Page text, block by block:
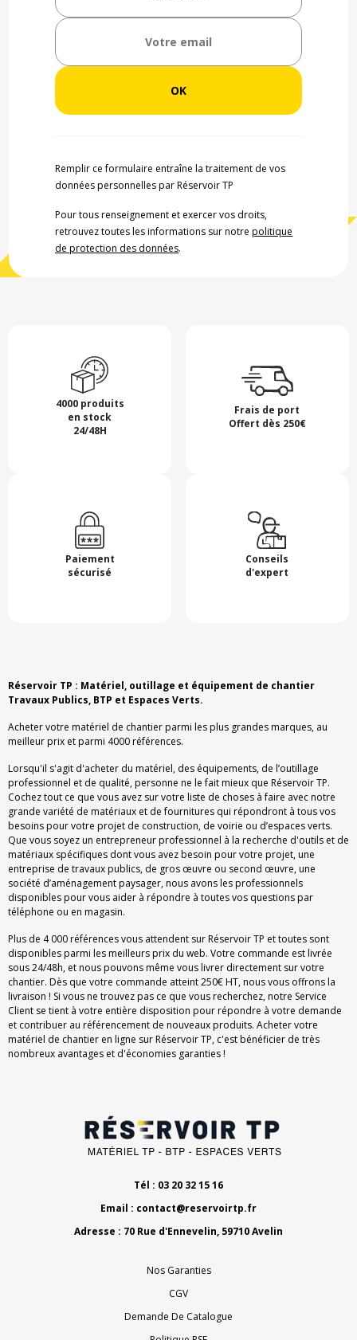
Remplir ce formulaire entraîne la traitement de vos
données personnelles par Réservoir TP
Pour tous renseignement et exercer vos droits,
retrouvez toutes les informations sur notrepolitique
de protection des données.
4000 produits
en stock
24/48H
Frais de port
Offert dès 250€
Paiement
sécurisé
Conseils
d'expert
Réservoir TP : Matériel, outillage et équipement de chantier
Travaux Publics, BTP et Espaces Verts.
Acheter votre matériel de chantier parmi les plus grandes marques, au
meilleur prix et parmi 4000 références.
Lorsqu'il s'agit d'acheter du matériel, des équipements, de l’outillage
professionnel et de qualité, personne ne le fait mieux que Réservoir TP.
Cochez tout ce que vous avez sur votre liste de choses à faire avec notre
grande variété de matériaux et de fournitures qui répondront à tous vos
besoins pour votre projet de construction, de voirie ou d’espaces verts.
Que vous soyez un entrepreneur professionnel à la recherche d'outils et de
matériaux spécifiques dont vous avez besoin pour votre projet, une
entreprise de travaux publics, de gros œuvre ou second œuvre, une
société d’aménagement paysager, nous avons les professionnels
disponibles pour vous aider à répondre à toutes vos questions par
téléphone ou en magasin.
Plus de 4 000 références vous attendent sur Réservoir TP et toutes sont
disponibles parmi les meilleurs prix du web. Votre commande est livrée
sous 24/48h, et nous pouvons même vous livrer directement sur votre
chantier. Dès que votre commande atteint 250€ HT, nous vous offrons la
livraison ! Si vous ne trouvez pas ce que vous recherchez, notre Service
Client se tient à votre entière disposition pour répondre à votre demande
et contribuer au référencement de nouveaux produits. Acheter votre
matériel de chantier en ligne sur Réservoir TP, c'est bénéficier de très
nombreux avantages et d'économies garanties !
Tél : 03 20 32 15 16
Email : contact@reservoirtp.fr
Adresse : 70 Rue d'Ennevelin, 59710 Avelin
Nos Garanties
CGV
Demande De Catalogue